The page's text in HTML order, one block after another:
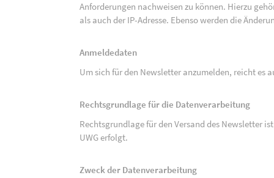
Anforderungen nachweisen zu können. Hierzu
als auch der IP-Adresse. Ebenso werden die
Anmeldedaten
Um sich für den Newsletter anzumelden, reicht es
Rechtsgrundlage für die Datenverarbeitung
Rechtsgrundlage für den Versand des Newsletter ist
UWG erfolgt.
Zweck der Datenverarbeitung